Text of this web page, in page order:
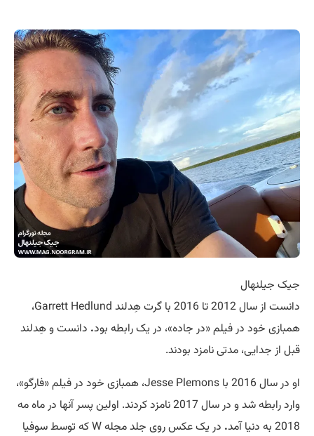
جیک جیلنهال
دانست از سال 2012 تا 2016 با گرت هِدلند Garrett Hedlund،
همبازی خود در فیلم «در جاده»، در یک رابطه بود. دانست و هِدلند
قبل از جدایی، مدتی نامزد بودند.
او در سال 2016 با Jesse Plemons، همبازی خود در فیلم «فارگو»،
وارد رابطه شد و در سال 2017 نامزد کردند. اولین پسر آنها در ماه مه
2018 به دنیا آمد
.
در یک عکس روی جلد مجله W که توسط سوفیا